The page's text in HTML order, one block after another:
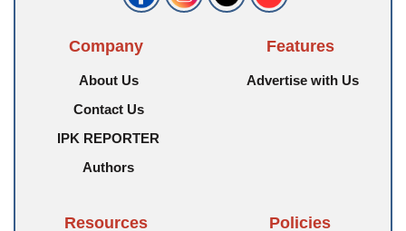
Company
About Us
Contact Us
IPK REPORTER
Authors
Features
Advertise with Us
Resources Policies